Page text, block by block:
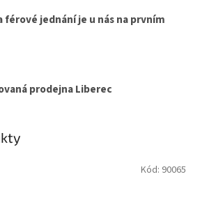
férové jednání je u nás na prvním
prodejna Liberec
Kód: 90065